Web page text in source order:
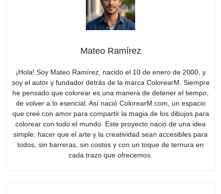
Mateo Ramírez
¡Hola! Soy Mateo Ramírez, nacido el 10 de enero de 2000, y
soy el autor y fundador detrás de la marca ColorearM. Siempre
he pensado que colorear es una manera de detener el tiempo,
de volver a lo esencial. Así nació ColorearM.com, un espacio
que creé con amor para compartir la magia de los dibujos para
colorear con todo el mundo. Este proyecto nació de una idea
simple: hacer que el arte y la creatividad sean accesibles para
todos, sin barreras, sin costos y con un toque de ternura en
cada trazo que ofrecemos.